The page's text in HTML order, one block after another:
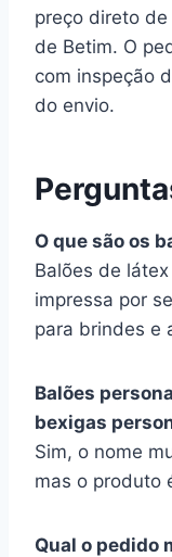
preço direto
de Betim. O
com inspeção
do envio.
O que são os
Balões de
impressa por
para brindes e
Balões
bexigas
Sim, o nome
mas o produto
Qual o pedido